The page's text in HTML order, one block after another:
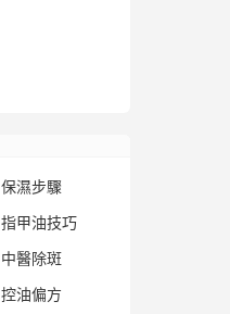
保濕步驟
指甲油技巧
中醫除斑
控油偏方